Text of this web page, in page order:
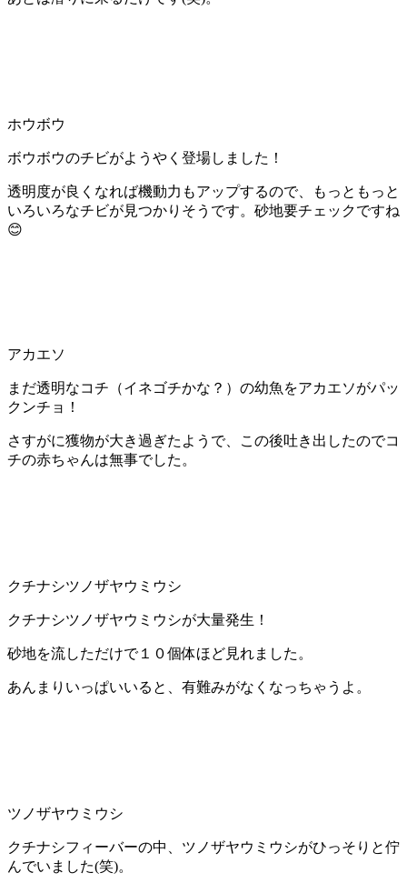
ホウボウ
ボウボウのチビがようやく登場しました！
透明度が良くなれば機動力もアップするので、もっともっと
いろいろなチビが見つかりそうです。砂地要チェックですね
😊
アカエソ
まだ透明なコチ（イネゴチかな？）の幼魚をアカエソがパッ
クンチョ！
さすがに獲物が大き過ぎたようで、この後吐き出したのでコ
チの赤ちゃんは無事でした。
クチナシツノザヤウミウシ
クチナシツノザヤウミウシが大量発生！
砂地を流しただけで１０個体ほど見れました。
あんまりいっぱいいると、有難みがなくなっちゃうよ。
ツノザヤウミウシ
クチナシフィーバーの中、ツノザヤウミウシがひっそりと佇
んでいました(笑)。